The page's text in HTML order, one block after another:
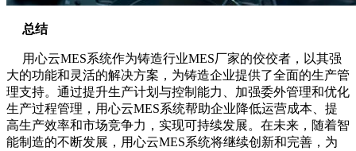
总结
用心云MES系统作为铸造行业MES厂家的佼佼者，以其强
大的功能和灵活的解决方案，为铸造企业提供了全面的生产管
理支持。通过提升生产计划与控制能力、加强委外管理和优化
生产过程管理，用心云MES系统帮助企业降低运营成本、提
高生产效率和市场竞争力，实现可持续发展。在未来，随着智
能制造的不断发展，用心云MES系统将继续创新和完善，为